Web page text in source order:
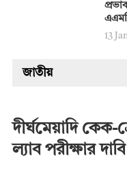
13
জাতীয়
দীর্ঘমেয়াদি কেক-
ল্যাব পরীক্ষার